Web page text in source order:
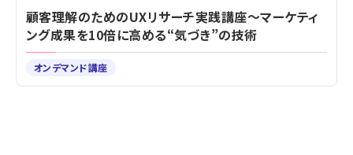
顧客理解のためのUXリサーチ実践講座～マーケティ
ング成果を10倍に高める“気づき”の技術
オンデマンド講座